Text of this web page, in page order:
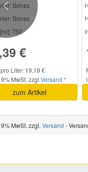
: Sonax
Sonax
750
€
Liter: 19,19 €
MwSt. zzgl.Versand *
zum Artikel
Previous
MwSt. zzgl. Versand -